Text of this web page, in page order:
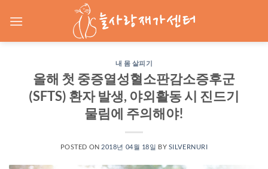
내 몸 살피기
올해 첫 중증열성혈소판감소증후군
(SFTS) 환자 발생, 야외활동 시 진드기
물림에 주의해야!
POSTED ON 2018년 04월 18일 BY SILVERNURI